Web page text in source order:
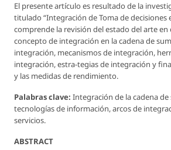
El presente artículo es resultado de la
titulado “Integración de Toma de decisiones
comprende la revisión del estado del arte en
concepto de integración en la cadena de
integración, mecanismos de integración,
integración, estra-tegias de integración y
y las medidas de rendimiento.
Palabras clave: Integración de la cadena
tecnologías de información, arcos de
servicios.
ABSTRACT